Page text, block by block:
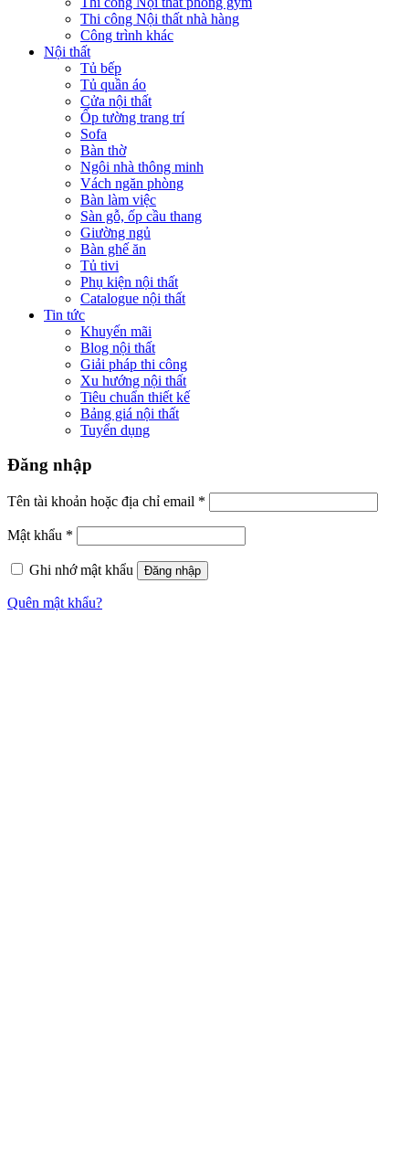
Thi công Nội thất nhà hàng
Công trình khác
Nội thất
Tủ bếp
Tủ quần áo
Cửa nội thất
Ốp tường trang trí
Sofa
Bàn thờ
Ngôi nhà thông minh
Vách ngăn phòng
Bàn làm việc
Sàn gỗ, ốp cầu thang
Giường ngủ
Bàn ghế ăn
Tủ tivi
Phụ kiện nội thất
Catalogue nội thất
Tin tức
Khuyến mãi
Blog nội thất
Giải pháp thi công
Xu hướng nội thất
Tiêu chuẩn thiết kế
Bảng giá nội thất
Tuyển dụng
Đăng nhập
Tên tài khoản hoặc địa chỉ email *
Mật khẩu *
Ghi nhớ mật khẩu Đăng nhập
Quên mật khẩu?